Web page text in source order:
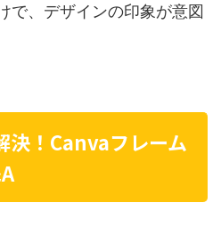
で、デザインの印象が意図
決！Canvaフレーム